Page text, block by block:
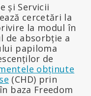
și Servicii
cercetări la
la modul în
de absorbție a
papiloma
de
obținute
(CHD) prin
baza Freedom